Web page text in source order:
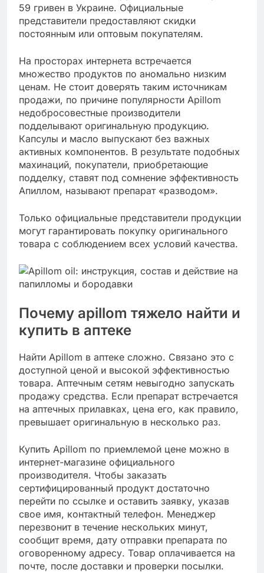
59 гривен в Украине. Официальные
представители предоставляют скидки
постоянным или оптовым покупателям.
На просторах интернета встречается
множество продуктов по аномально низким
ценам. Не стоит доверять таким источникам
продажи, по причине популярности Apillom
недобросовестные производители
подделывают оригинальную продукцию.
Капсулы и масло выпускают без важных
активных компонентов. В результате подобных
махинаций, покупатели, приобретающие
подделку, ставят под сомнение эффективность
Апиллом, называют препарат «разводом».
Только официальные представители продукции
могут гарантировать покупку оригинального
товара с соблюдением всех условий качества.
Почему apillom тяжело найти и
купить в аптеке
Найти Аpillom в аптеке сложно. Связано это с
доступной ценой и высокой эффективностью
товара. Аптечным сетям невыгодно запускать
продажу средства. Если препарат встречается
на аптечных прилавках, цена его, как правило,
превышает оригинальную в несколько раз.
Купить Apillom по приемлемой цене можно в
интернет-магазине официального
производителя. Чтобы заказать
сертифицированный продукт достаточно
перейти по ссылке и оставить заявку, указав
свое имя, контактный телефон. Менеджер
перезвонит в течение нескольких минут,
сообщит время, дату отправки препарата по
оговоренному адресу. Товар оплачивается на
почте, после доставки и проверки посылки.